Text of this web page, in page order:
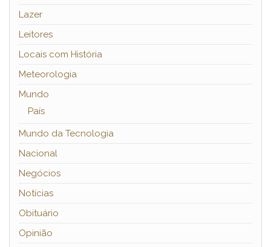
Lazer
Leitores
Locais com História
Meteorologia
Mundo
País
Mundo da Tecnologia
Nacional
Negócios
Notícias
Obituário
Opinião